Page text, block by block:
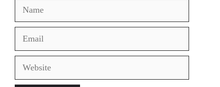
Name
Email
Website